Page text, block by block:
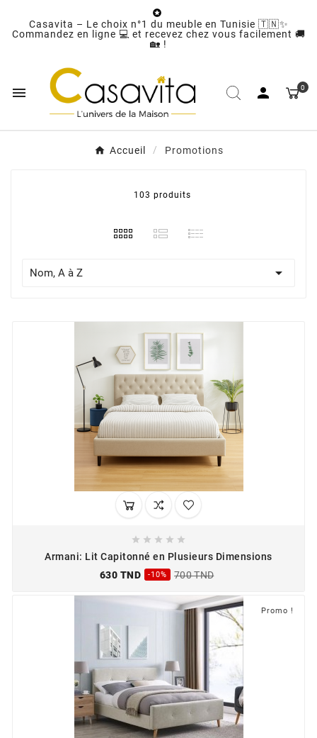

Casavita – Le choix n°1 du meuble en Tunisie 🇹🇳✨
Commandez en ligne 💻 et recevez chez vous facilement 🚚
🏡 !
  0
Accueil Promotions
103 produits
Nom, A à Z 
    
Armani: Lit Capitonné en Plusieurs Dimensions
630 TND
-10% 700 TND
Promo !